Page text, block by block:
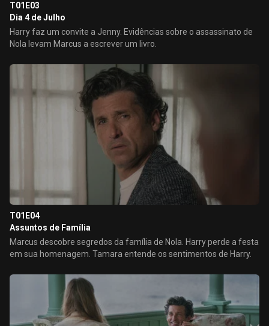
T01E03
Dia 4 de Julho
Harry faz um convite a Jenny. Evidências sobre o assassinato de
Nola levam Marcus a escrever um livro.
T01E04
Assuntos de Família
Marcus descobre segredos da família de Nola. Harry perde a festa
em sua homenagem. Tamara entende os sentimentos de Harry.